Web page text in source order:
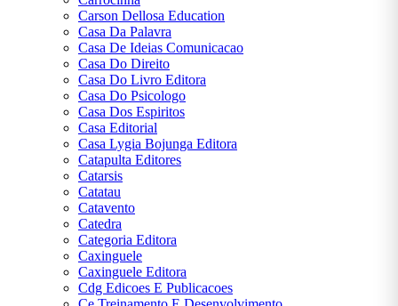
CENTRAL
ATENDIMENTO
(11) 9
6064-
WhatsApp
Envie-nos
Carson Dellosa Education
Casa Da Palavra
Casa De Ideias Comunicacao
Casa Do Direito
Casa Do Livro Editora
Casa Do Psicologo
Casa Dos Espiritos
Casa Editorial
Casa Lygia Bojunga Editora
Catapulta Editores
Catarsis
Catatau
Catavento
Catedra
Categoria Editora
Caxinguele
Caxinguele Editora
Cdg Edicoes E Publicacoes